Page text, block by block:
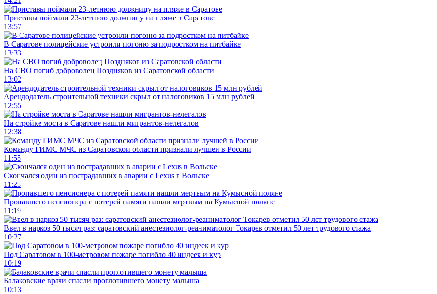
Приставы поймали 23-летнюю должницу на пляже в Саратове
13:57
В Саратове полицейские устроили погоню за подростком на питбайке
13:33
На СВО погиб доброволец Поздняков из Саратовской области
13:02
Арендодатель строительной техники скрыл от налоговиков 15 млн рублей
12:55
На стройке моста в Саратове нашли мигрантов-нелегалов
12:38
Команду ГИМС МЧС из Саратовской области признали лучшей в России
11:55
Скончался один из пострадавших в аварии c Lexus в Вольске
11:23
Пропавшего пенсионера с потерей памяти нашли мертвым на Кумысной поляне
11:19
Ввел в наркоз 50 тысяч раз: саратовский анестезиолог-реаниматолог Токарев отметил 50 лет трудового стажа
10:27
Под Саратовом в 100-метровом пожаре погибло 40 индеек и кур
10:19
Балаковские врачи спасли проглотившего монету малыша
10:13